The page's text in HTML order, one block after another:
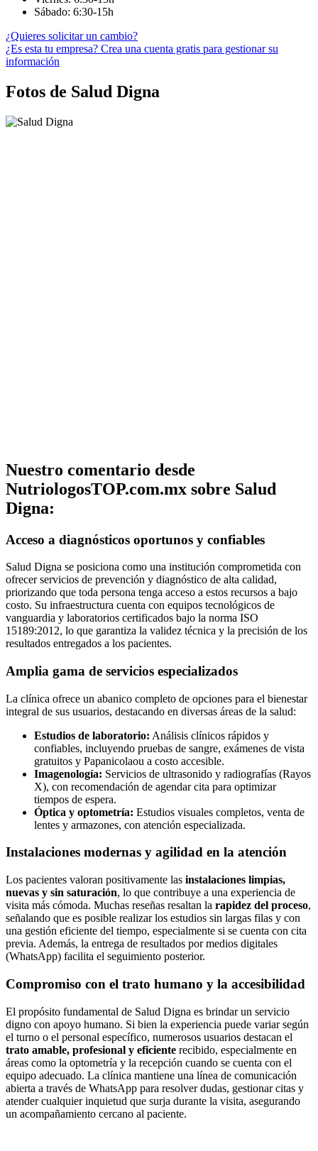
Sábado: 6:30-15h
¿Quieres solicitar un cambio?
¿Es esta tu empresa? Crea una cuenta gratis para gestionar su
información
Fotos de Salud Digna
Nuestro comentario desde
NutriologosTOP.com.mx sobre Salud
Digna:
Acceso a diagnósticos oportunos y confiables
Salud Digna se posiciona como una institución comprometida con
ofrecer servicios de prevención y diagnóstico de alta calidad,
priorizando que toda persona tenga acceso a estos recursos a bajo
costo. Su infraestructura cuenta con equipos tecnológicos de
vanguardia y laboratorios certificados bajo la norma ISO
15189:2012, lo que garantiza la validez técnica y la precisión de los
resultados entregados a los pacientes.
Amplia gama de servicios especializados
La clínica ofrece un abanico completo de opciones para el bienestar
integral de sus usuarios, destacando en diversas áreas de la salud:
Estudios de laboratorio: Análisis clínicos rápidos y
confiables, incluyendo pruebas de sangre, exámenes de vista
gratuitos y Papanicolaou a costo accesible.
Imagenología: Servicios de ultrasonido y radiografías (Rayos
X), con recomendación de agendar cita para optimizar
tiempos de espera.
Óptica y optometría: Estudios visuales completos, venta de
lentes y armazones, con atención especializada.
Instalaciones modernas y agilidad en la atención
Los pacientes valoran positivamente las instalaciones limpias,
nuevas y sin saturación, lo que contribuye a una experiencia de
visita más cómoda. Muchas reseñas resaltan la rapidez del proceso,
señalando que es posible realizar los estudios sin largas filas y con
una gestión eficiente del tiempo, especialmente si se cuenta con cita
previa. Además, la entrega de resultados por medios digitales
(WhatsApp) facilita el seguimiento posterior.
Compromiso con el trato humano y la accesibilidad
El propósito fundamental de Salud Digna es brindar un servicio
digno con apoyo humano. Si bien la experiencia puede variar según
el turno o el personal específico, numerosos usuarios destacan el
trato amable, profesional y eficiente recibido, especialmente en
áreas como la optometría y la recepción cuando se cuenta con el
equipo adecuado. La clínica mantiene una línea de comunicación
abierta a través de WhatsApp para resolver dudas, gestionar citas y
atender cualquier inquietud que surja durante la visita, asegurando
un acompañamiento cercano al paciente.